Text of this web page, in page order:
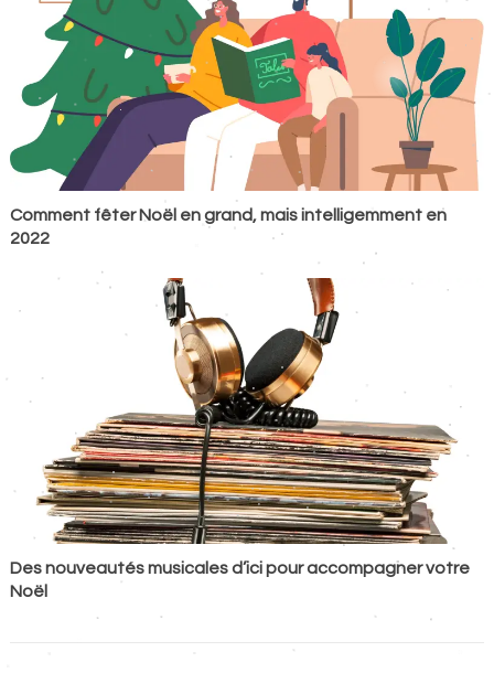
Comment fêter Noël en grand, mais intelligemment en
2022
Des nouveautés musicales d’ici pour accompagner votre
Noël